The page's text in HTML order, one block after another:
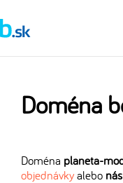
Doména
Doména planeta-
objednávkyalebo